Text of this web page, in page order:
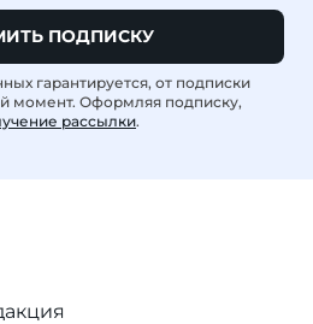
ПОДПИСКУ
гарантируется, от подписки
момент. Оформляя подписку,
рассылки.